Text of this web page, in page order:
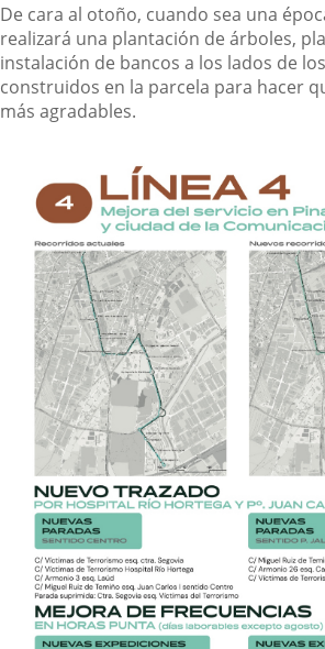
De cara al otoño, cuando sea una
realizará una plantación de árboles,
instalación de bancos a los lados de
construidos en la parcela para hacer
más agradables.